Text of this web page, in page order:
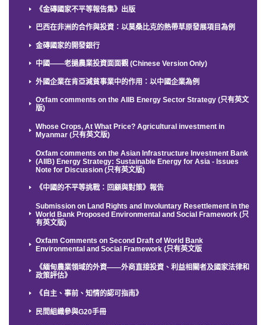
《金磚國家不平等報告集》出版
巴西在非洲的合作與投資：以莫桑比克的熱帶草原發展項目為例
金磚國家的開發銀行
中國——老撾農業投資面面觀 (Chinese Version Only)
外國企業在肯亞減貧事業中的作用：以中國企業為例
Oxfam comments on the AIIB Energy Sector Strategy (只有英文
版)
Whose Crops, At What Price? Agricultural investment in
Myanmar (只有英文版)
Oxfam comments on the Asian Infrastructure Investment Bank
(AIIB) Energy Strategy: Sustainable Energy for Asia - Issues
Note for Discussion (只有英文版)
《中國的不平等挑戰：回顧與對策》報告
Submission on Land Rights and Involuntary Resettlement in the
World Bank Proposed Environmental and Social Framework (只
有英文版)
Oxfam Comments on Second Draft of World Bank
Environmental and Social Framework (只有英文版
《緬甸農業領域的外資——外商直接投資、利益相關者及國家法律和
政策評估》
《自主、事前、知情的認可指南》
民間組織參與G20手冊